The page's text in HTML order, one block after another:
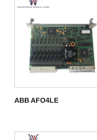
ABB AFO4LE